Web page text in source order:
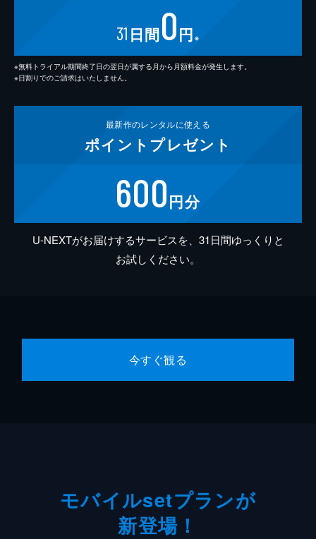
31 日間0円 ※
※無料トライアル期間終了日の翌日が属する月から月額料金が発生します。
※日割りでのご請求はいたしません。
最新作のレンタルに使える
ポイント プレゼント
600円分
U-NEXTがお届けするサービスを、31日間ゆっくりと
お試しください。
今すぐ観る
モバイルsetプランが
新登場！